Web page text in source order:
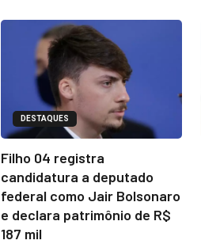
DESTAQUES
Filho 04 registra
candidatura a deputado
federal como Jair Bolsonaro
e declara patrimônio de R$
187 mil